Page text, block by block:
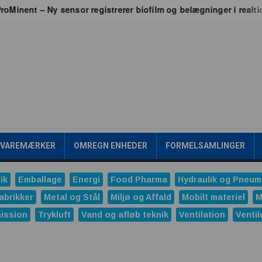
– Ny sensor registrerer biofilm og belægninger i realtid
OMREGN ENHEDER FORMELSAMLINGER
Emballage Energi Food Pharma Hydraulik og
Metal og Stål Miljø og Affald Mobilt materiel
Trykluft Vand og afløb teknik Ventilation